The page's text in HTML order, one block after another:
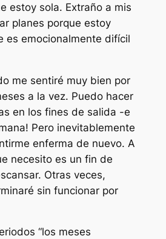
estoy sola. Extraño a mis
planes porque estoy
es emocionalmente difícil
me sentiré muy bien por
a la vez. Puedo hacer
en los fines de salida -e
Pero inevitablemente
enferma de nuevo. A
necesito es un fin de
Otras veces,
sin funcionar por
“los meses